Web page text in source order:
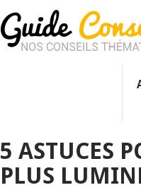
5 ASTUCES
PLUS